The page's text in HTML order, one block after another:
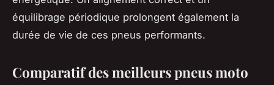
équilibrage périodique prolongent également la
durée de vie de ces pneus performants.
Comparatif des meilleurs pneus moto